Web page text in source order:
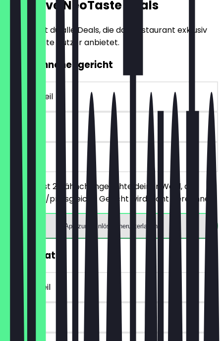
Exklusive NeoTaste Deals
Hier findest du alle Deals, die das Restaurant exklusiv
für NeoTaste Nutzer anbietet.
2für1 Hähnchengericht
~€ 15 Vorteil
30 Tage
vor Ort
Du bestellst 2 Hähnchengerichte deiner Wahl, das
günstigere/preisgleiche Gericht wird nicht berechnet.
App zum Einlösen herunterladen
30% Rabatt
~€ 6 Vorteil
30 Tage